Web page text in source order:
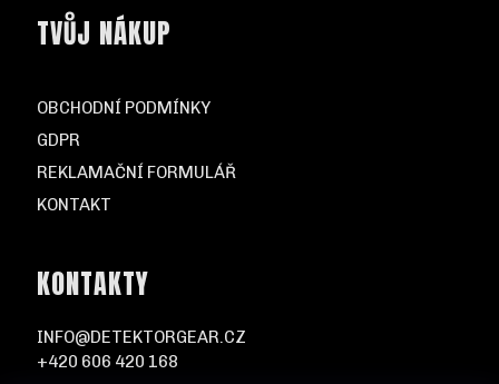
TVŮJ NÁKUP
OBCHODNÍ PODMÍNKY
GDPR
REKLAMAČNÍ FORMULÁŘ
KONTAKT
KONTAKTY
INFO@DETEKTORGEAR.CZ
+420 606 420 168